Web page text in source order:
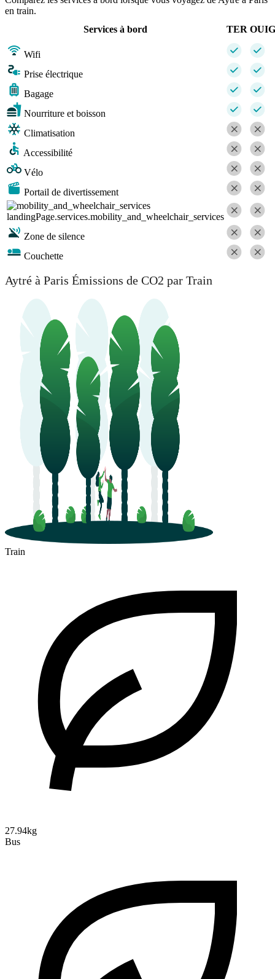
en train.
Services à bord
TER
Wifi
Prise électrique
Bagage
Nourriture et boisson
Climatisation
Accessibilité
Vélo
Portail de divertissement
landingPage.services.mobility_and_wheelchair_services
Zone de silence
Couchette
Aytré à Paris Émissions de CO2 par Train
Train
27.94kg
Bus